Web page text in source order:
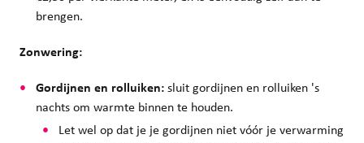
brengen.
Zonwering:
Gordijnen en rolluiken: sluit gordijnen en rolluiken 's
nachts om warmte binnen te houden.
Let wel op dat je je gordijnen niet vóór je verwarming